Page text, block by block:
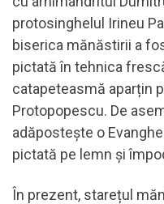
protosinghelul Irineu
biserica mănăstirii a
pictată în tehnica
catapeteasmă aparțin
Protopopescu. De
adăpostește o
pictată pe lemn și
În prezent, starețul